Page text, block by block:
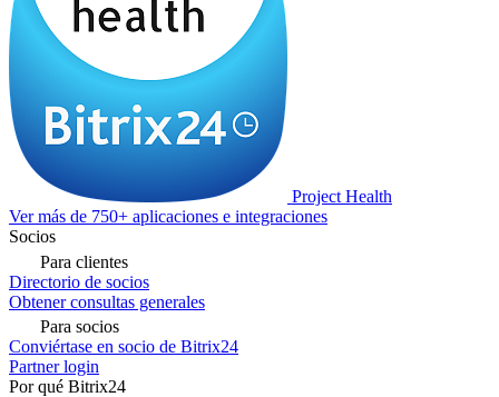
Project Health
Ver más de 750+ aplicaciones e integraciones
Socios
Para clientes
Directorio de socios
Obtener consultas generales
Para socios
Conviértase en socio de Bitrix24
Partner login
Por qué Bitrix24